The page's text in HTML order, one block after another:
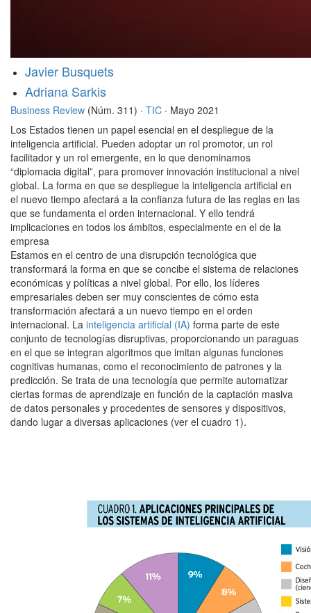
Javier Busquets
Adriana Sarkis
Business Review (Núm. 311) · TIC · Mayo 2021
Los Estados tienen un papel esencial en el despliegue de la
inteligencia artificial. Pueden adoptar un rol promotor, un rol
facilitador y un rol emergente, en lo que denominamos
“diplomacia digital”, para promover innovación institucional a nivel
global. La forma en que se despliegue la inteligencia artificial en
el nuevo tiempo afectará a la confianza futura de las reglas en las
que se fundamenta el orden internacional. Y ello tendrá
implicaciones en todos los ámbitos, especialmente en el de la
empresa
Estamos en el centro de una disrupción tecnológica que
transformará la forma en que se concibe el sistema de relaciones
económicas y políticas a nivel global. Por ello, los líderes
empresariales deben ser muy conscientes de cómo esta
transformación afectará a un nuevo tiempo en el orden
internacional. La inteligencia artificial (IA) forma parte de este
conjunto de tecnologías disruptivas, proporcionando un paraguas
en el que se integran algoritmos que imitan algunas funciones
cognitivas humanas, como el reconocimiento de patrones y la
predicción. Se trata de una tecnología que permite automatizar
ciertas formas de aprendizaje en función de la captación masiva
de datos personales y procedentes de sensores y dispositivos,
dando lugar a diversas aplicaciones (ver el cuadro 1).